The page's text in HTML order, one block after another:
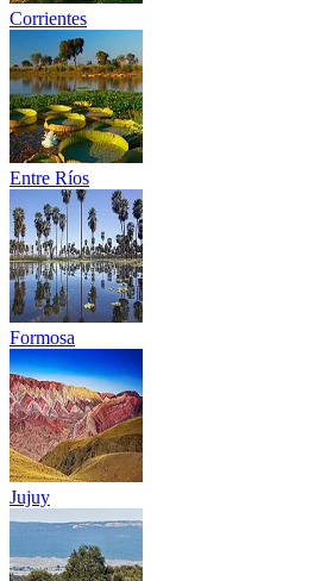
Corrientes
Entre Ríos
Formosa
Jujuy